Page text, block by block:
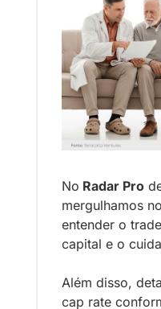
No Radar Pro
mergulhamos
entender o
capital e o
Além disso,
cap rate